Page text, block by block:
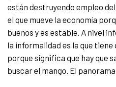
están destruyendo empleo
el que mueve la economía
buenos y es estable. A nivel
la informalidad es la que tiene
porque significa que hay que
buscar el mango. El